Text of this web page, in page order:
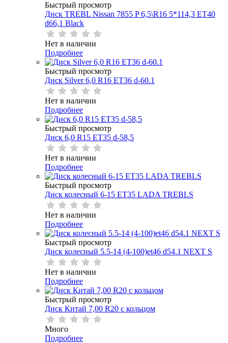
Быстрый просмотр
Диск TREBL Nissan 7855 P 6,5\R16 5*114,3 ET40
d66,1 Black
Нет в наличии
Подробнее
Быстрый просмотр
Диск Silver 6,0 R16 ET36 d-60.1
Нет в наличии
Подробнее
Быстрый просмотр
Диск 6,0 R15 ET35 d-58,5
Нет в наличии
Подробнее
Быстрый просмотр
Диск колесный 6-15 ET35 LADA TREBLS
Нет в наличии
Подробнее
Быстрый просмотр
Диск колесный 5.5-14 (4-100)et46 d54.1 NEXT S
Нет в наличии
Подробнее
Быстрый просмотр
Диск Китай 7,00 R20 с кольцом
Много
Подробнее